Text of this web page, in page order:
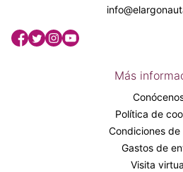
Más
Política de
Condiciones de
Gastos de
Visita